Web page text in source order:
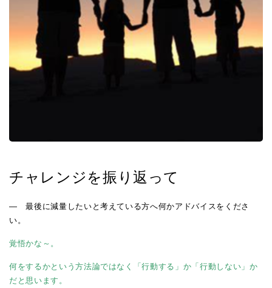
チャレンジを振り返って
― 最後に減量したいと考えている方へ何かアドバイスをくださ
い 。
覚悟かな～。
何をするかという方法論ではなく「行動する」か「行動しない」か
だと思います。